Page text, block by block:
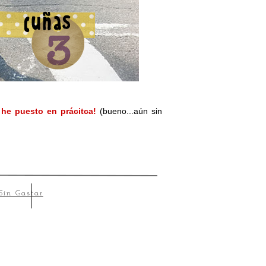
puesto en prácitca! (bueno...aún sin
Gastar